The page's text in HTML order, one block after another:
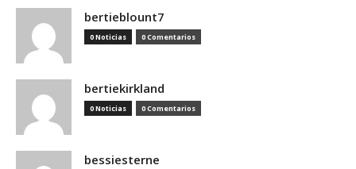
bertieblount7
0 Noticias 0 Comentarios
bertiekirkland
0 Noticias 0 Comentarios
bessiesterne